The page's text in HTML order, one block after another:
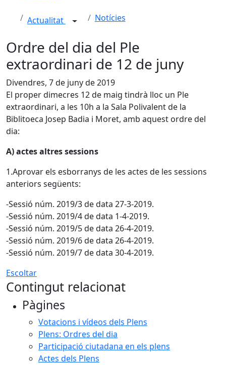
Actualitat Notícies
Ordre del dia del Ple
extraordinari de 12 de juny
Divendres, 7 de juny de 2019
El proper dimecres 12 de maig tindrà lloc un Ple
extraordinari, a les 10h a la Sala Polivalent de la
Biblitoeca Josep Badia i Moret, amb aquest ordre del
dia:
A) actes altres sessions
1.Aprovar els esborranys de les actes de les sessions
anteriors següents:
-Sessió núm. 2019/3 de data 27-3-2019.
-Sessió núm. 2019/4 de data 1-4-2019.
-Sessió núm. 2019/5 de data 26-4-2019.
-Sessió núm. 2019/6 de data 26-4-2019.
-Sessió núm. 2019/7 de data 30-4-2019.
Escoltar
Contingut relacionat
Pàgines
Votacions i vídeos dels Plens
Plens: Ordres del dia
Participació ciutadana en els plens
Actes dels Plens